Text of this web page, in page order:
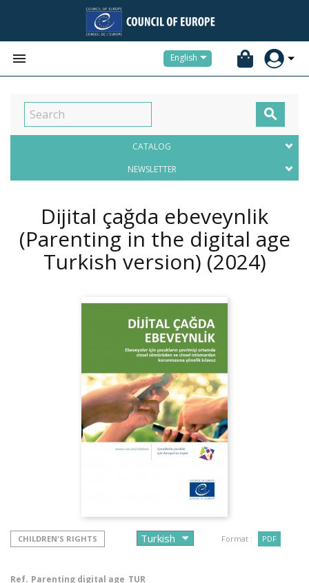
 English

CATALOG
NEWSLETTER
Dijital çağda ebeveynlik
(Parenting in the digital age
Turkish version) (2024)
CHILDREN'S RIGHTS Format : PDF
Ref. Parenting digital age_TUR